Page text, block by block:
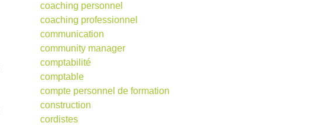
coaching personnel
coaching professionnel
communication
community manager
comptabilité
comptable
compte personnel de formation
construction
cordistes